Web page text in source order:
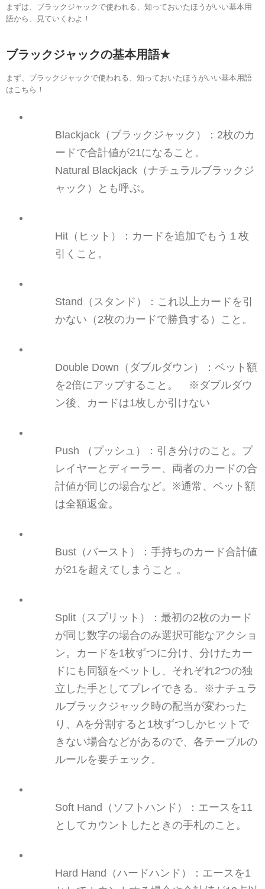
まずは、ブラックジャックで使われる、知っておいたほうがいい基本用
語から、見ていくわよ！
ブラックジャックの基本用語★
まず、 ブラックジャックで使われる、知っておいたほうがいい基本用語
はこちら！
Blackjack（ブラックジャック ）： 2枚のカ
ードで合計値が21になること 。
Natural Blackjack（ナチュラルブラックジ
ャック ） と も 呼ぶ。
Hit（ヒット ） ： カードを追加でもう１枚
引くこと。
Stand（スタンド ）：これ以上カードを引
かない （2枚のカードで勝負する）こと。
Double Down（ダブルダウン ） ：ベット額
を2倍にアップすること。 ※ダブルダウ
ン後、カードは1枚しか引けない
Push （ プッシュ ） ： 引き分けのこと。プ
レイヤーとディーラー、両者のカードの合
計値が同じの場合など。 ※通常、ベット額
は全額返金。
Bust（バー スト ） ：手持ちのカード合計値
が21を超えてしまうこと 。
Split（スプリット ） ：最初の2枚のカード
が同じ数字の場合のみ選択可能なアクショ
ン。カードを1枚ずつに分け、分けたカー
ドにも同額をベット し、 それぞれ2つの独
立した手としてプレイできる。※ナチュラ
ルブラックジャック時の配当が変わった
り 、Aを分割すると1枚ずつしかヒットで
きない場合などがあるので、各テーブルの
ルールを要チェック 。
Soft Hand（ソフトハンド ） ： エースを11
としてカウント したときの手札のこと。
Hard Hand（ハードハンド ）：エースを1